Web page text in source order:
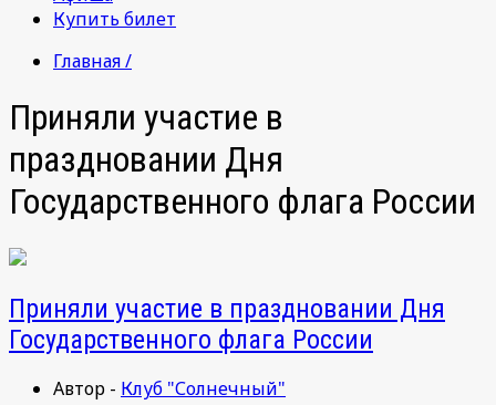
Купить билет
Главная /
Приняли участие в
праздновании Дня
Государственного флага России
Приняли участие в праздновании Дня
Государственного флага России
Автор - Клуб "Солнечный"